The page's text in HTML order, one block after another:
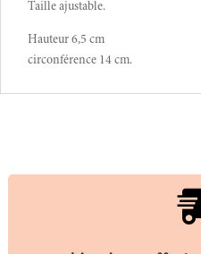
Taille ajustable.
Hauteur 6,5 cm
circonférence 14 cm.